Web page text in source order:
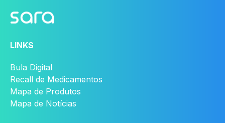
LINKS
Bula Digital
Recall de Medicamentos
Mapa de Produtos
Mapa de Notícias